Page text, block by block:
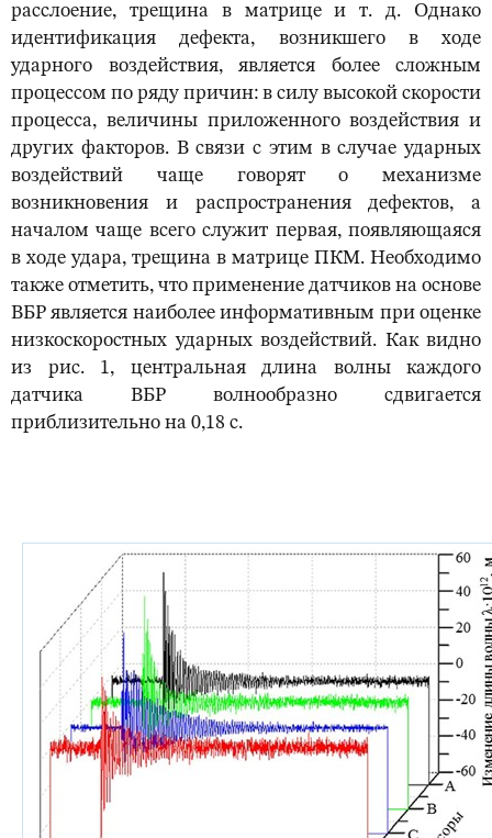
расслоение, трещина в матрице и т. д. Однако
идентификация дефекта, возникшего в ходе
ударного воздействия, является более сложным
процессом по ряду причин: в силу высокой скорости
процесса, величины приложенного воздействия и
других факторов. В связи с этим в случае ударных
воздействий чаще говорят о механизме
возникновения и распространения дефектов, а
началом чаще всего служит первая, появляющаяся
в ходе удара, трещина в матрице ПКМ. Необходимо
также отметить, что применение датчиков на основе
ВБР является наиболее информативным при оценке
низкоскоростных ударных воздействий. Как видно
из рис. 1, центральная длина волны каждого
датчика ВБР волнообразно сдвигается
приблизительно на 0,18 с.